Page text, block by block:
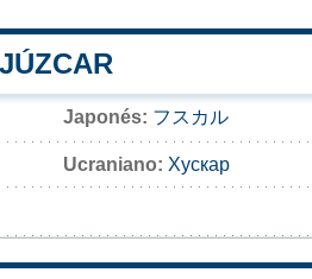
Japonés: フスカル
Ucraniano: Хускар